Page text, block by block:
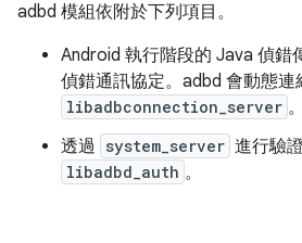
adbd 模組依附於下列項目。
Android 執行階段的 Java 偵錯
偵錯通訊協定。adbd 會動態連
libadbconnection_server 。
透過 system_server 進行驗
libadbd_auth 。